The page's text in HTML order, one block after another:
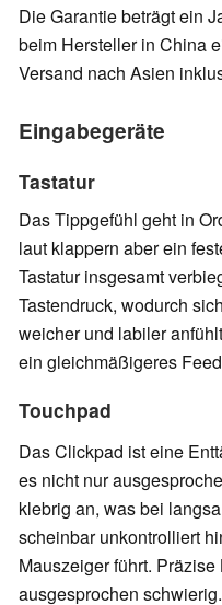
Die Garantie beträgt ein
beim Hersteller in China
Versand nach Asien
Eingabegeräte
Tastatur
Das Tippgefühl geht in
laut klappern aber ein
Tastatur insgesamt
Tastendruck, wodurch
weicher und labiler
ein gleichmäßigeres
Touchpad
Das Clickpad ist eine
es nicht nur
klebrig an, was bei
scheinbar unkontrolliert
Mauszeiger führt.
ausgesprochen